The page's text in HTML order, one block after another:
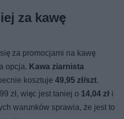
za kawę
za promocjami na kawę
opcja. Kawa ziarnista
kosztuje49,95 zł/szt.
zł, więc jest taniej o 14,04 zł i
warunków sprawia, że jest to